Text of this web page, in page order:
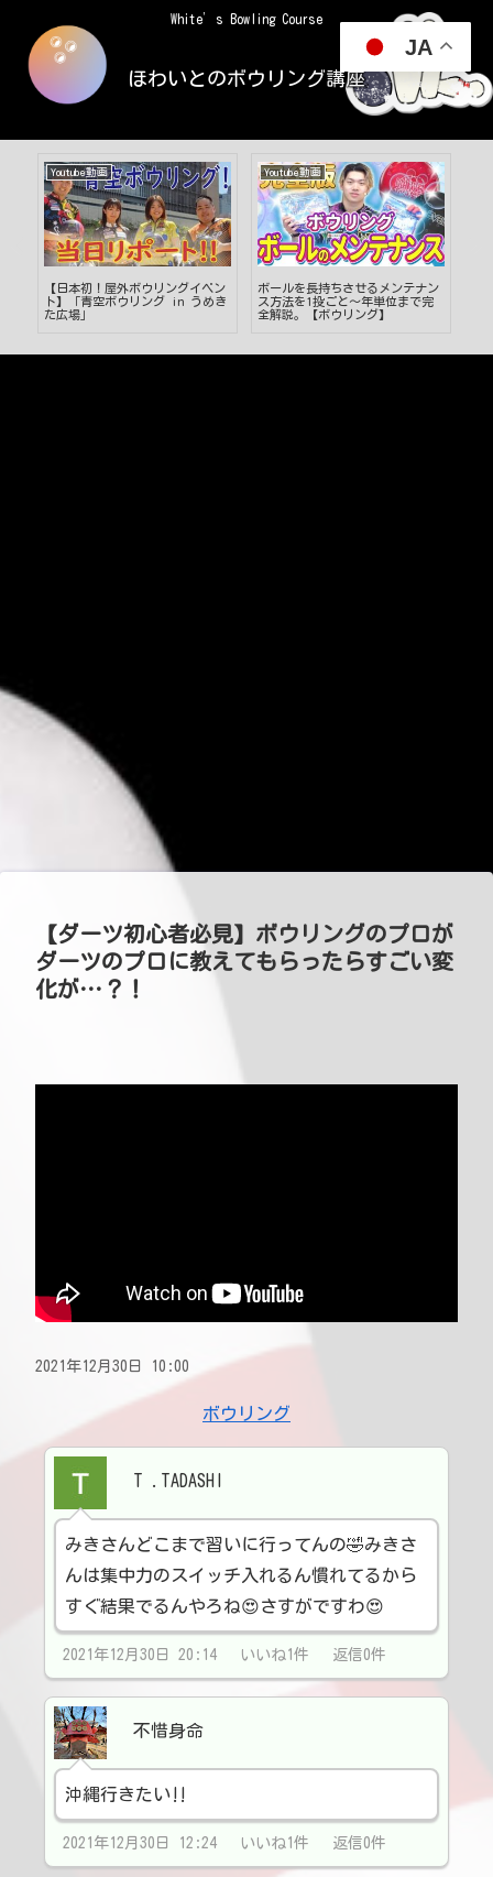
White’s Bowling Course
ほわいとのボウリング講座
Youtube動画
【日本初！屋外ボウリングイベン
ト】「青空ボウリング in うめき
た広場」
Youtube動画
ボールを長持ちさせるメンテナン
ス方法を1投ごと〜年単位まで完
全解説。【ボウリング】
【ダーツ初心者必見】ボウリングのプロが
ダーツのプロに教えてもらったらすごい変
化が…？！
2021年12月30日 10:00
ボウリング
T .TADASHI
みきさんどこまで習いに行ってんの🤣みきさ
んは集中力のスイッチ入れるん慣れてるから
すぐ結果でるんやろね😍さすがですわ😍
2021年12月30日 20:14 いいね1件 返信0件
不惜身命
沖縄行きたい‼️
2021年12月30日 12:24 いいね1件 返信0件
JA